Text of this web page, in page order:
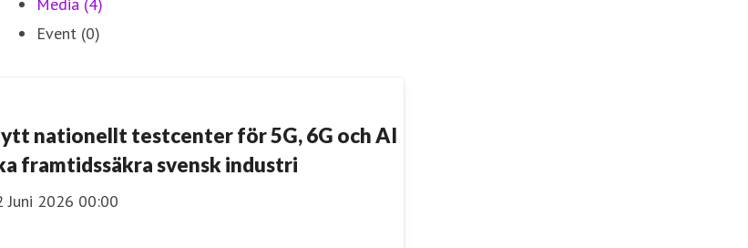
Event (0)
nationellt testcenter för 5G, 6G och AI
framtidssäkra svensk industri
Juni 2026 00:00